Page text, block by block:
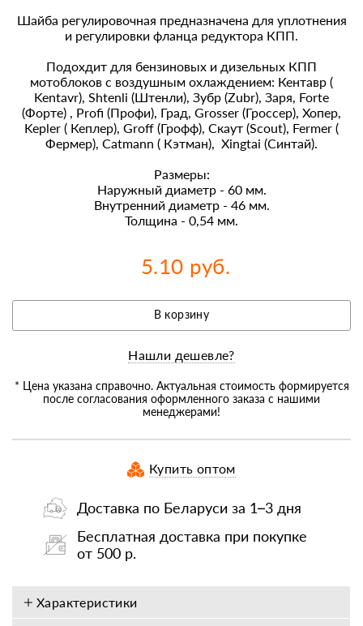
Шайба регулировочная предназначена для уплотнения
и регулировки фланца редуктора КПП.
Подохдит для бензиновых и дизельных КПП
мотоблоков с воздушным охлаждением: Кентавр (
Kentavr), Shtenli (Штенли), Зубр (Zubr), Заря, Forte
(Форте) , Profi (Профи), Град, Grosser (Гроссер), Хопер,
Kepler ( Кеплер), Groff (Грофф), Скаут (Scout), Fermer (
Фермер), Catmann ( Кэтман), Xingtai (Синтай).
Размеры:
Наружный диаметр - 60 мм.
Внутренний диаметр - 46 мм.
Толщина - 0,54 мм.
5.10 руб.
В корзину
Нашли дешевле?
* Цена указана справочно. Актуальная стоимость формируется
после согласования оформленного заказа с нашими
менеджерами!
Купить оптом
Доставка по Беларуси за 1–3 дня
Бесплатная доставка при покупке
от 500 р.
Характеристики